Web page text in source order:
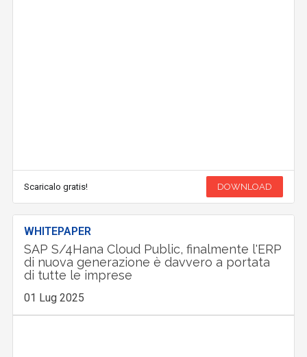
Scaricalo gratis! DOWNLOAD
WHITEPAPER
SAP S/4Hana Cloud Public, finalmente l'ERP
di nuova generazione è davvero a portata
di tutte le imprese
01 Lug 2025